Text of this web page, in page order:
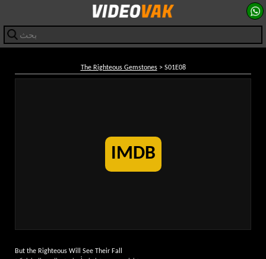
The Righteous Gemstones> S01E08
IMDB
But the Righteous Will See Their Fall